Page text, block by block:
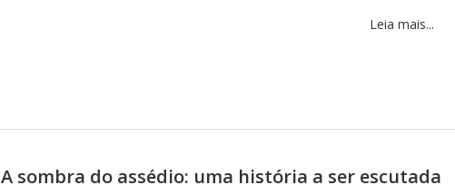
Leia mais...
A sombra do assédio: uma história a ser escutada